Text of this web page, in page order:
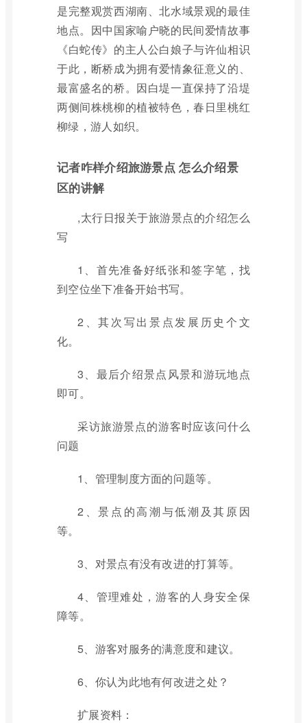
是完整观赏西湖南、北水域景观的最佳
地点。因中国家喻户晓的民间爱情故事
《白蛇传》的主人公白娘子与许仙相识
于此，断桥成为拥有爱情象征意义的、
最富盛名的桥。因白堤一直保持了沿堤
两侧间株桃柳的植被特色，春日里桃红
柳绿，游人如织。
记者咋样介绍旅游景点 怎么介绍景
区的讲解
,太行日报关于旅游景点的介绍怎么
写
1、首先准备好纸张和签字笔，找
到空位坐下准备开始书写。
2、其次写出景点发展历史个文
化。
3、最后介绍景点风景和游玩地点
即可。
采访旅游景点的游客时应该问什么
问题
1、管理制度方面的问题等。
2、景点的高潮与低潮及其原因
等。
3、对景点有没有改进的打算等。
4、管理难处，游客的人身安全保
障等。
5、游客对服务的满意度和建议。
6、你认为此地有何改进之处？
扩展资料：